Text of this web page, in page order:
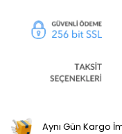
Aynı Gün Kargo